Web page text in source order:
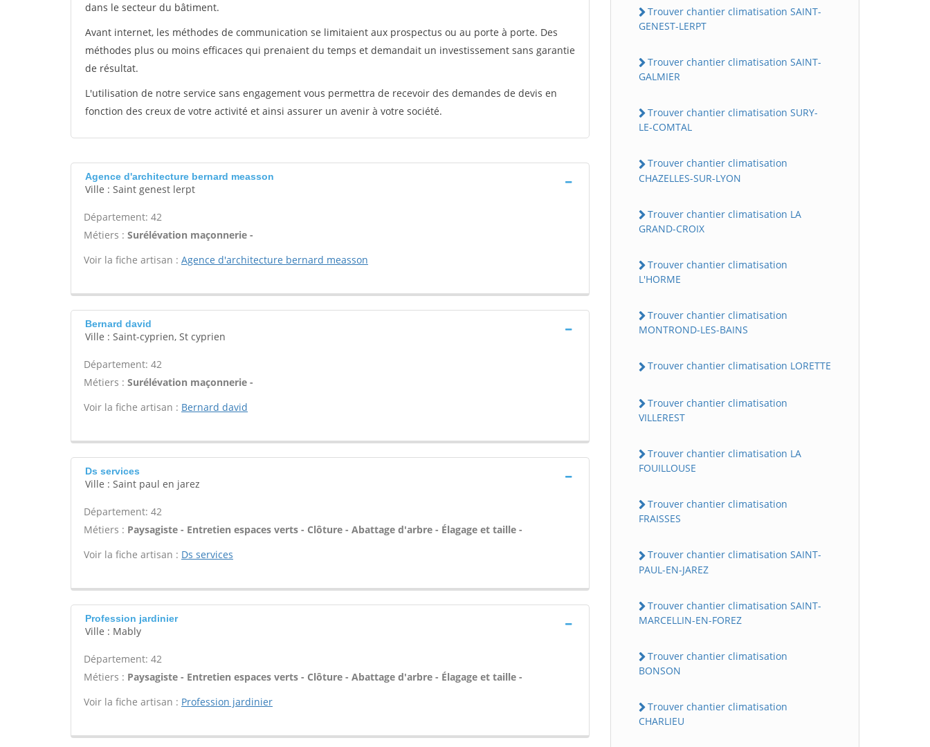
dans le secteur du bâtiment.
Avant internet, les méthodes de communication se limitaient aux prospectus ou au porte à porte. Des
méthodes plus ou moins efficaces qui prenaient du temps et demandait un investissement sans garantie
de résultat.
L'utilisation de notre service sans engagement vous permettra de recevoir des demandes de devis en
fonction des creux de votre activité et ainsi assurer un avenir à votre société.
Agence d'architecture bernard measson
Ville : Saint genest lerpt
Département: 42
Métiers : Surélévation maçonnerie -
Voir la fiche artisan : Agence d'architecture bernard measson
Bernard david
Ville : Saint-cyprien, St cyprien
Département: 42
Métiers : Surélévation maçonnerie -
Voir la fiche artisan : Bernard david
Ds services
Ville : Saint paul en jarez
Département: 42
Métiers : Paysagiste - Entretien espaces verts - Clôture - Abattage d'arbre - Élagage et taille -
Voir la fiche artisan : Ds services
Profession jardinier
Ville : Mably
Département: 42
Métiers : Paysagiste - Entretien espaces verts - Clôture - Abattage d'arbre - Élagage et taille -
Voir la fiche artisan : Profession jardinier
Trouver chantier climatisation SAINT-
GENEST-LERPT
Trouver chantier climatisation SAINT-
GALMIER
Trouver chantier climatisation SURY-
LE-COMTAL
Trouver chantier climatisation
CHAZELLES-SUR-LYON
Trouver chantier climatisation LA
GRAND-CROIX
Trouver chantier climatisation
L'HORME
Trouver chantier climatisation
MONTROND-LES-BAINS
Trouver chantier climatisation LORETTE
Trouver chantier climatisation
VILLEREST
Trouver chantier climatisation LA
FOUILLOUSE
Trouver chantier climatisation
FRAISSES
Trouver chantier climatisation SAINT-
PAUL-EN-JAREZ
Trouver chantier climatisation SAINT-
MARCELLIN-EN-FOREZ
Trouver chantier climatisation
BONSON
Trouver chantier climatisation
CHARLIEU